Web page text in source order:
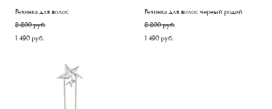
Резинка для волос
8 800 pуб.
1 490 pуб.
Резинка для волос черный родий
8 800 pуб.
1 490 pуб.